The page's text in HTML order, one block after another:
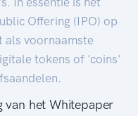
Offering (IPO) op
als voornaamste
tokens of 'coins'
van het Whitepaper